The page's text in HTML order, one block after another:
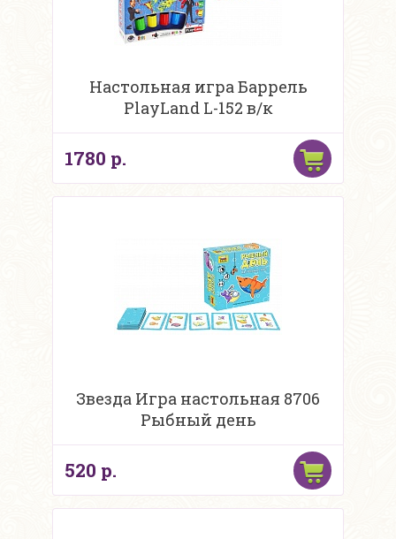
Настольная игра Баррель
PlayLand L-152 в/к
1780 р.
Звезда Игра настольная 8706
Рыбный день
520 р.